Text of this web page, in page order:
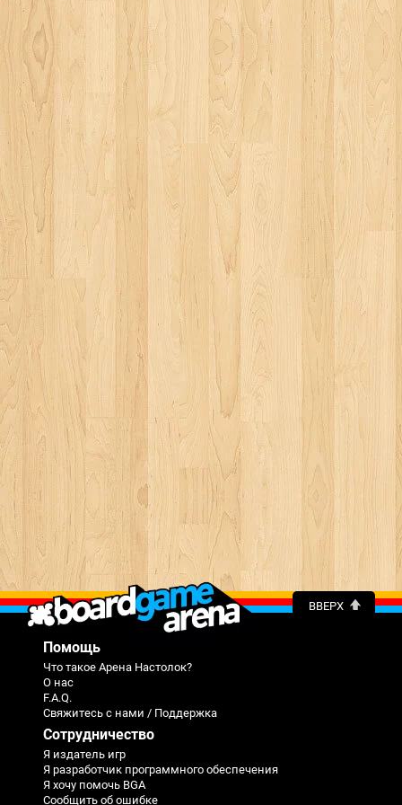
ВВЕРХ
Помощь
Что такое Арена Настолок?
О нас
F.A.Q.
Свяжитесь с нами / Поддержка
Сотрудничество
Я издатель игр
Я разработчик программного обеспечения
Я хочу помочь BGA
Сообщить об ошибке